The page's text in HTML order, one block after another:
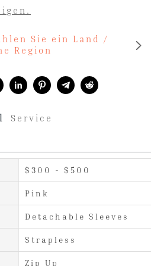
Sie ein Land /
Region
Service
$300 - $500
Pink
Detachable Sleeves
Strapless
Zip Up